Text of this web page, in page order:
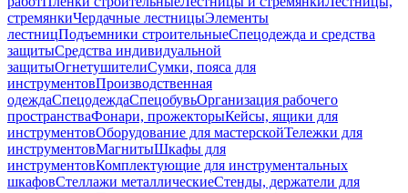
стремянкиЧердачные лестницыЭлементы
лестницПодъемники строительныеСпецодежда и средства
защитыСредства индивидуальной
защитыОгнетушителиСумки, пояса для
инструментовПроизводственная
одеждаСпецодеждаСпецобувьОрганизация рабочего
пространстваФонари, прожекторыКейсы, ящики для
инструментовОборудование для мастерскойТележки для
инструментовМагнитыШкафы для
инструментовКомплектующие для инструментальных
шкафовСтеллажи металлическиеСтенды, держатели для